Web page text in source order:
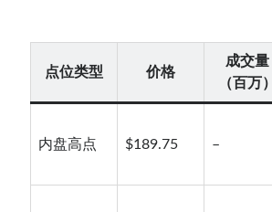
点位类型 价格
成交量
（百万）
内盘高点 $189.75 –